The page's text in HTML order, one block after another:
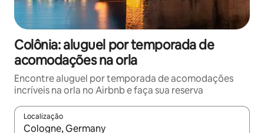
Colônia: aluguel por temporada de
acomodações na orla
Encontre aluguel por temporada de acomodações
incríveis na orla no Airbnb e faça sua reserva
Localização
Quando os resultados estiverem disponíveis, explore-os